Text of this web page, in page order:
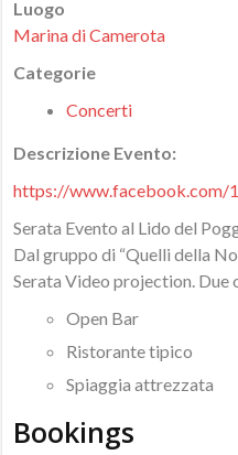
Luogo
Marina di Camerota
Categorie
Concerti
Descrizione Evento:
https://www.facebook.com/
Serata Evento al Lido del
Dal gruppo di “Quelli della
Serata Video projection. Due
Open Bar
Ristorante tipico
Spiaggia attrezzata
Bookings